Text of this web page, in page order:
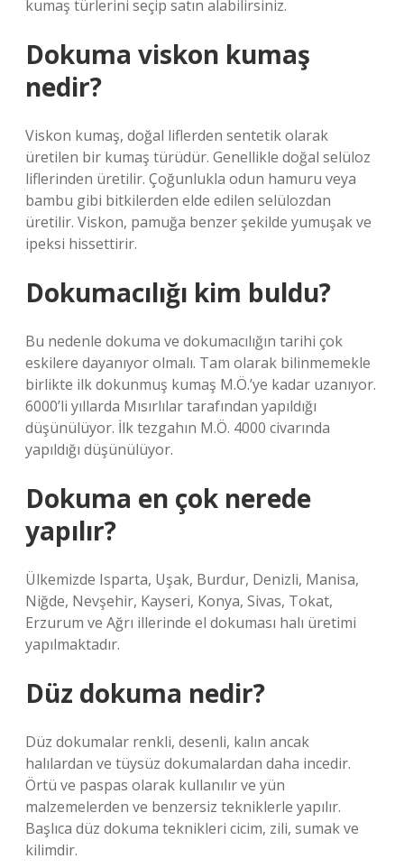
kumaş türlerini seçip satın alabilirsiniz.
Dokuma viskon kumaş
nedir?
Viskon kumaş, doğal liflerden sentetik olarak
üretilen bir kumaş türüdür. Genellikle doğal selüloz
liflerinden üretilir. Çoğunlukla odun hamuru veya
bambu gibi bitkilerden elde edilen selülozdan
üretilir. Viskon, pamuğa benzer şekilde yumuşak ve
ipeksi hissettirir.
Dokumacılığı kim buldu?
Bu nedenle dokuma ve dokumacılığın tarihi çok
eskilere dayanıyor olmalı. Tam olarak bilinmemekle
birlikte ilk dokunmuş kumaş M.Ö.’ye kadar uzanıyor.
6000’li yıllarda Mısırlılar tarafından yapıldığı
düşünülüyor. İlk tezgahın M.Ö. 4000 civarında
yapıldığı düşünülüyor.
Dokuma en çok nerede
yapılır?
Ülkemizde Isparta, Uşak, Burdur, Denizli, Manisa,
Niğde, Nevşehir, Kayseri, Konya, Sivas, Tokat,
Erzurum ve Ağrı illerinde el dokuması halı üretimi
yapılmaktadır.
Düz dokuma nedir?
Düz dokumalar renkli, desenli, kalın ancak
halılardan ve tüysüz dokumalardan daha incedir.
Örtü ve paspas olarak kullanılır ve yün
malzemelerden ve benzersiz tekniklerle yapılır.
Başlıca düz dokuma teknikleri cicim, zili, sumak ve
kilimdir.